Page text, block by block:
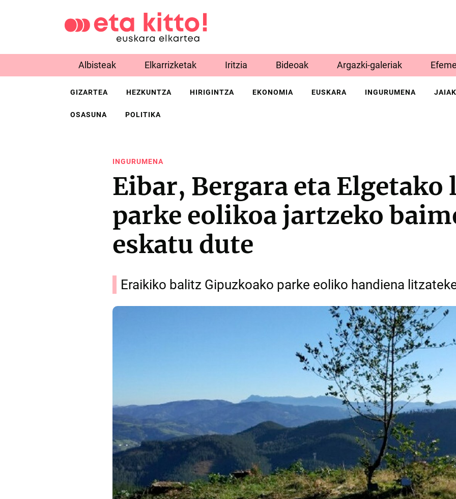
Albisteak Elkarrizketak Iritzia Bideoak Argazki-galeriak
GIZARTEA HEZKUNTZA HIRIGINTZA EKONOMIA EUSKARA INGURUMENA JAIAK
OSASUNA POLITIKA
INGURUMENA
Eibar, Bergara eta
parke eolikoa jartzeko
eskatu dute
Eraikiko balitz Gipuzkoako parke eoliko handiena